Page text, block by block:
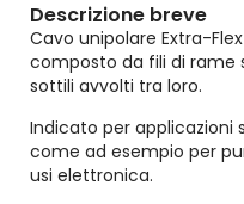
Descrizione breve
Cavo unipolare Extra-
composto da fili di rame
sottili avvolti tra loro.
Indicato per applicazioni
come ad esempio per
usi elettronica.